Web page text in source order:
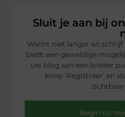
Sluit je aan bij
Wacht niet langer en
biedt een geweldige
uw blog aan een breder
knop ‘Registreer’ en
Begin nu